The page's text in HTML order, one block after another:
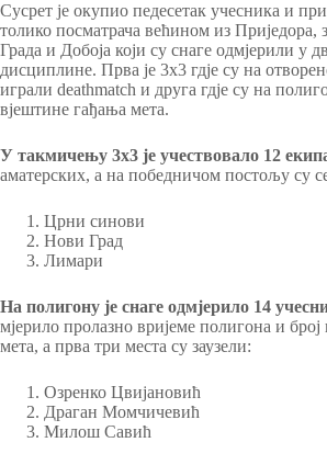
Сусрет је окупио педесетак учесника и
толико посматрача већином из Приједора,
Града и Добоја који су снаге одмјерили у
дисциплине. Прва је 3х3 гдје су на
играли deathmatch и друга гдје су на
вјештине гађања мета.
У такмичењу 3х3 је учествовало 12
аматерских, а на победничом постољу су
Црни синови
Нови Град
Лимари
На полигону је снаге одмјерило 14
мјерило пролазно вријеме полигона и
мета, а прва три места су заузели:
Озренко Цвијановић
Драган Момчичевић
Милош Савић